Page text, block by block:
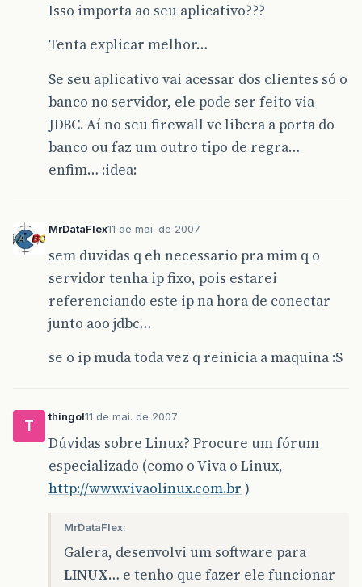
Isso importa ao seu aplicativo???
Tenta explicar melhor…
Se seu aplicativo vai acessar dos clientes só o
banco no servidor, ele pode ser feito via
JDBC. Aí no seu firewall vc libera a porta do
banco ou faz um outro tipo de regra…
enfim… :idea:
MrDataFlex11 de mai. de 2007
sem duvidas q eh necessario pra mim q o
servidor tenha ip fixo, pois estarei
referenciando este ip na hora de conectar
junto aoo jdbc…
se o ip muda toda vez q reinicia a maquina :S
T
thingol11 de mai. de 2007
Dúvidas sobre Linux? Procure um fórum
especializado (como o Viva o Linux,
http://www.vivaolinux.com.br )
MrDataFlex:
Galera, desenvolvi um software para
LINUX… e tenho que fazer ele funcionar